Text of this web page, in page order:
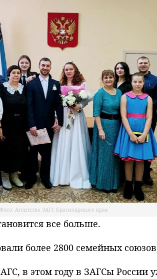
Фото: Агентство ЗАГС Красноярского края
все больше.
более 2800 семейных
в этом году в ЗАГСы России